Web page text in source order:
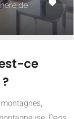
de
ce
?